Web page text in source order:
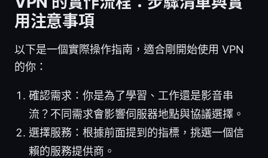
用注意事項
以下是一個實際操作指南，適合剛開始使用 VPN
的你：
確認需求：你是為了學習、工作還是影音串
流？不同需求會影響伺服器地點與協議選擇。
選擇服務：根據前面提到的指標，挑選一個信
賴的服務提供商。